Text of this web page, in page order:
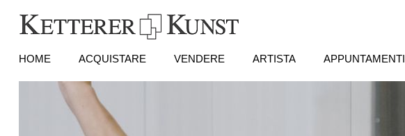
HOME ACQUISTARE VENDERE ARTISTA APPUNTAMENTI